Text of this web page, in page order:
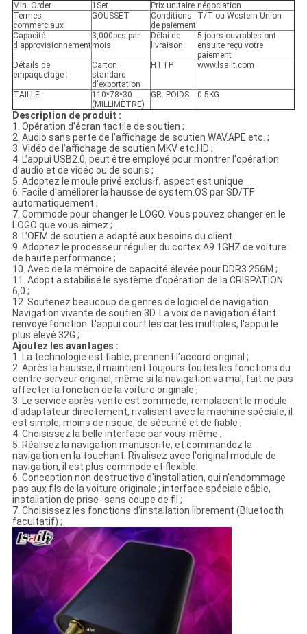
Min. Order 1Set Prix unitaire négociation
Termes
commerciaux
GOUSSET
Conditions
de paiement
T/T ou Western Union
Capacité
d'approvisionnement
:
3,000pcs par
mois
Délai de
livraison :
5 jours ouvrables ont
ensuite reçu votre
paiement
Détails de
empaquetage :
Carton
standard
d'exportation
HTTP www.lsailt.com
TAILLE
110*78*30
(MILLIMÈTRE)
GR. POIDS 0.5KG
Description de produit :
1. Opération d'écran tactile de soutien ;
2. Audio sans perte de l'affichage de soutien WAV.APE etc. ;
3. Vidéo de l'affichage de soutien MKV etc.HD ;
4. L'appui USB2.0, peut être employé pour montrer l'opération
d'audio et de vidéo ou de souris ;
5. Adoptez le moule privé exclusif, aspect est unique
6. Facile d'améliorer la hausse de system.OS par SD/TF
automatiquement ;
7. Commode pour changer le LOGO. Vous pouvez changer en le
LOGO que vous aimez ;
8. L'OEM de soutien a adapté aux besoins du client.
9. Adoptez le processeur régulier du cortex A9 1GHZ de voiture
de haute performance ;
10. Avec de la mémoire de capacité élevée pour DDR3 256M ;
11. Adopt a stabilisé le système d'opération de la CRISPATION
6,0 ;
12. Soutenez beaucoup de genres de logiciel de navigation.
Navigation vivante de soutien 3D. La voix de navigation étant
renvoyé fonction. L'appui court les cartes multiples, l'appui le
plus élevé 32G ;
Ajoutez les avantages :
1. La technologie est fiable, prennent l'accord original ;
2. Après la hausse, il maintient toujours toutes les fonctions du
centre serveur original, même si la navigation va mal, fait ne pas
affecter la fonction de la voiture originale ;
3. Le service après-vente est commode, remplacent le module
d'adaptateur directement, rivalisent avec la machine spéciale, il
est simple, moins de risque, de sécurité et de fiable ;
4. Choisissez la belle interface par vous-même ;
5. Réalisez la navigation manuscrite, et commandez la
navigation en la touchant. Rivalisez avec l'original module de
navigation, il est plus commode et flexible.
6. Conception non destructive d'installation, qui n'endommage
pas aux fils de la voiture originale ; interface spéciale câble,
installation de prise- sans coupe de fil ;
7. Choisissez les fonctions d'installation librement (Bluetooth
facultatif) ;